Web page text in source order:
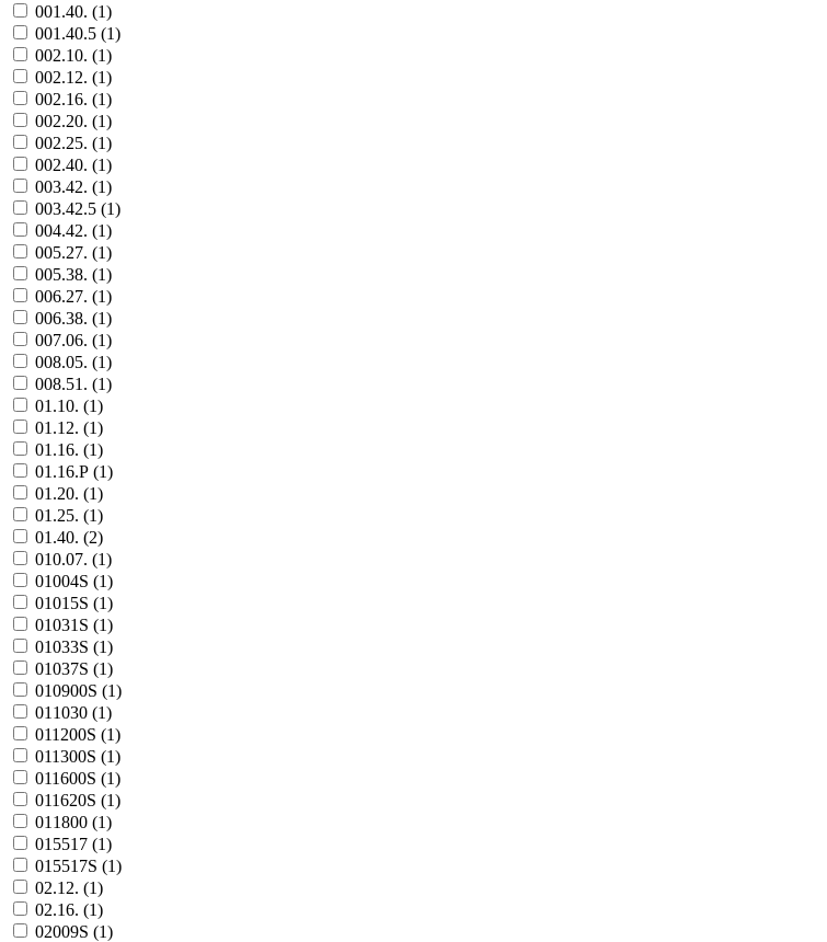
001.40. (1)
001.40.5 (1)
002.10. (1)
002.12. (1)
002.16. (1)
002.20. (1)
002.25. (1)
002.40. (1)
003.42. (1)
003.42.5 (1)
004.42. (1)
005.27. (1)
005.38. (1)
006.27. (1)
006.38. (1)
007.06. (1)
008.05. (1)
008.51. (1)
01.10. (1)
01.12. (1)
01.16. (1)
01.16.Р (1)
01.20. (1)
01.25. (1)
01.40. (2)
010.07. (1)
01004S (1)
01015S (1)
01031S (1)
01033S (1)
01037S (1)
010900S (1)
011030 (1)
011200S (1)
011300S (1)
011600S (1)
011620S (1)
011800 (1)
015517 (1)
015517S (1)
02.12. (1)
02.16. (1)
02009S (1)